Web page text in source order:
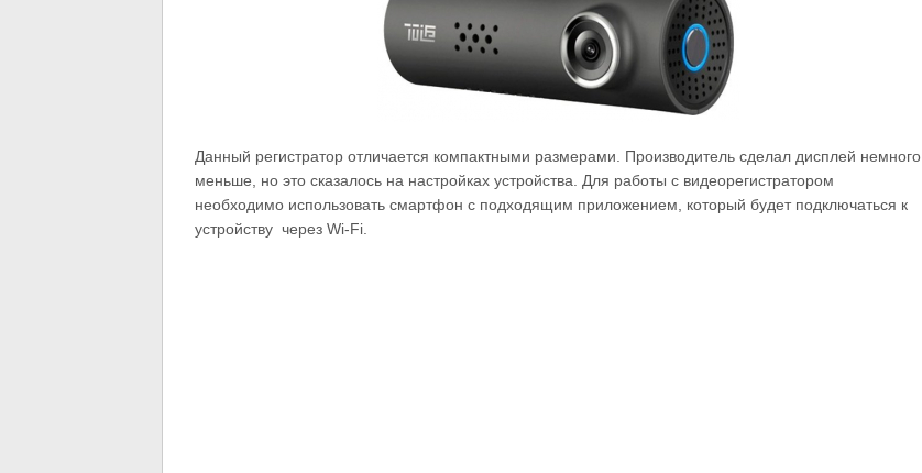
Данный регистратор отличается компактными размерами. Производитель сделал дисплей немного
меньше, но это сказалось на настройках устройства. Для работы с видеорегистратором
необходимо использовать смартфон с подходящим приложением, который будет подключаться к
устройству через Wi-Fi.